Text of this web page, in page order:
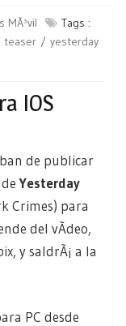
MÃ³vil
Tags :
teaser
yesterday
IOS
de publicar
deYesterday
Crimes) para
del vÃ­deo,
, y saldrÃ¡ a la
PC desde